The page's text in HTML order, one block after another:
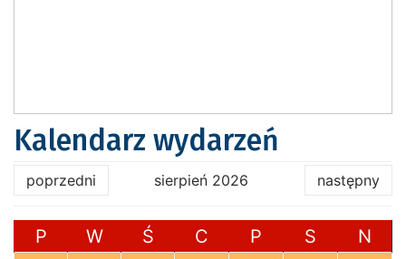
Kalendarz wydarzeń
poprzedni sierpień 2026 następny
P W Ś C P S N